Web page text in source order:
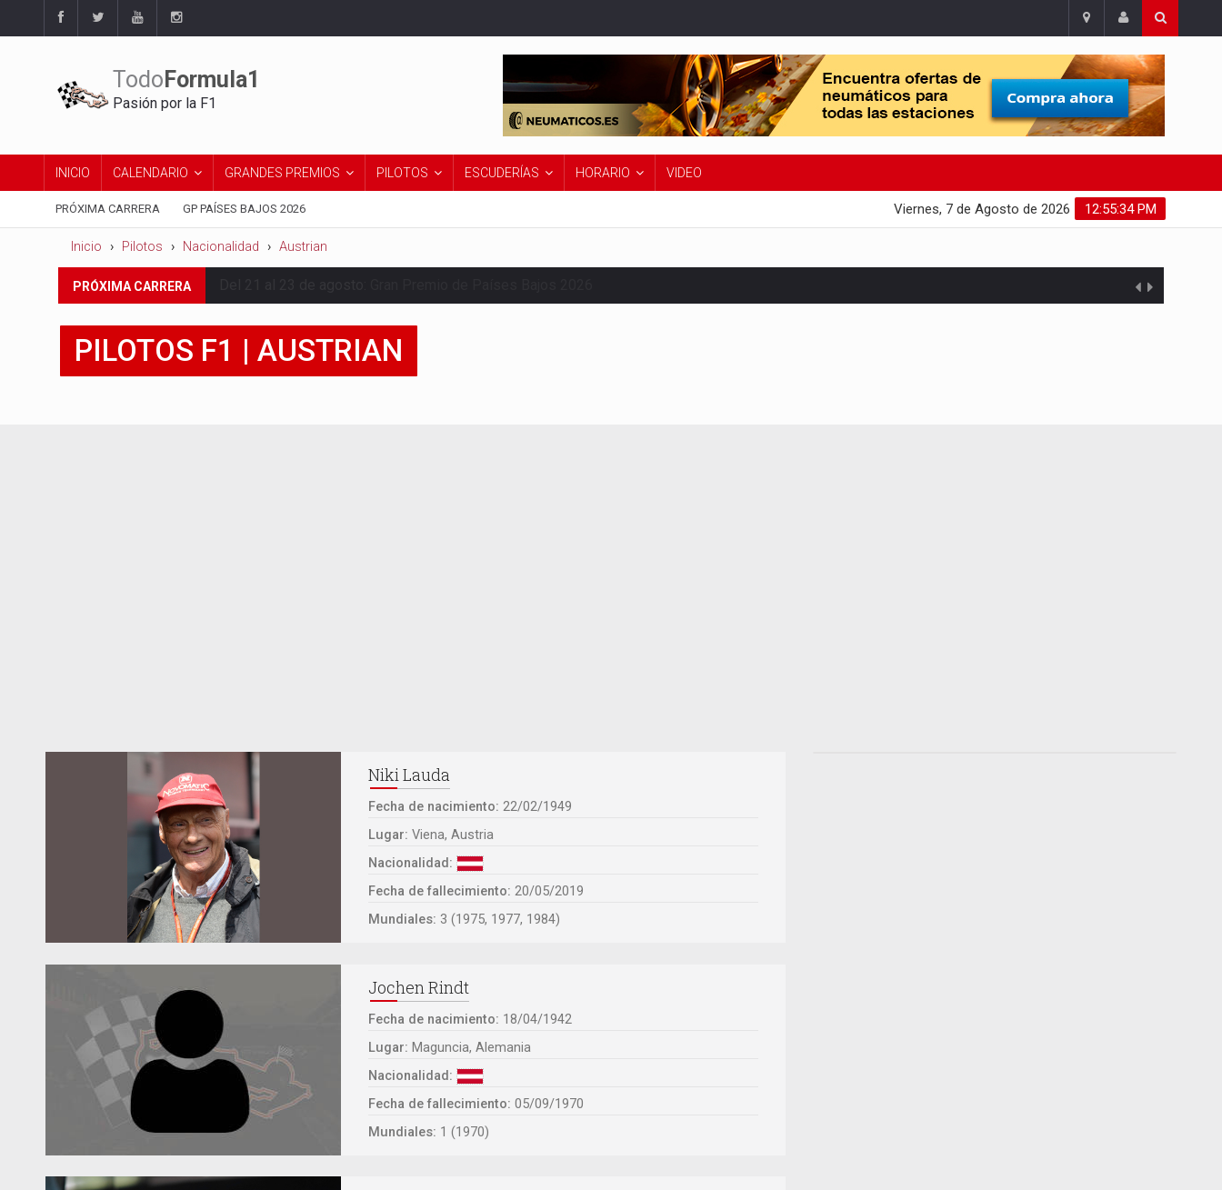
Todo Formula1
Pasión por la F1
INICIO CALENDARIO GRANDES PREMIOS PILOTOS ESCUDERÍAS HORARIO VIDEO
PRÓXIMA CARRERA GP PAÍSES BAJOS 2026 12:55:35 PM
Viernes, 7 de Agosto de 2026
Inicio Pilotos Nacionalidad Austrian
PRÓXIMA CARRERA
PILOTOS F1 | AUSTRIAN
Niki Lauda
Fecha de nacimiento: 22/02/1949
Lugar: Viena, Austria
Nacionalidad:
Fecha de fallecimiento: 20/05/2019
Mundiales: 3 (1975, 1977, 1984)
Jochen Rindt
Fecha de nacimiento: 18/04/1942
Lugar: Maguncia, Alemania
Nacionalidad:
Fecha de fallecimiento: 05/09/1970
Mundiales: 1 (1970)